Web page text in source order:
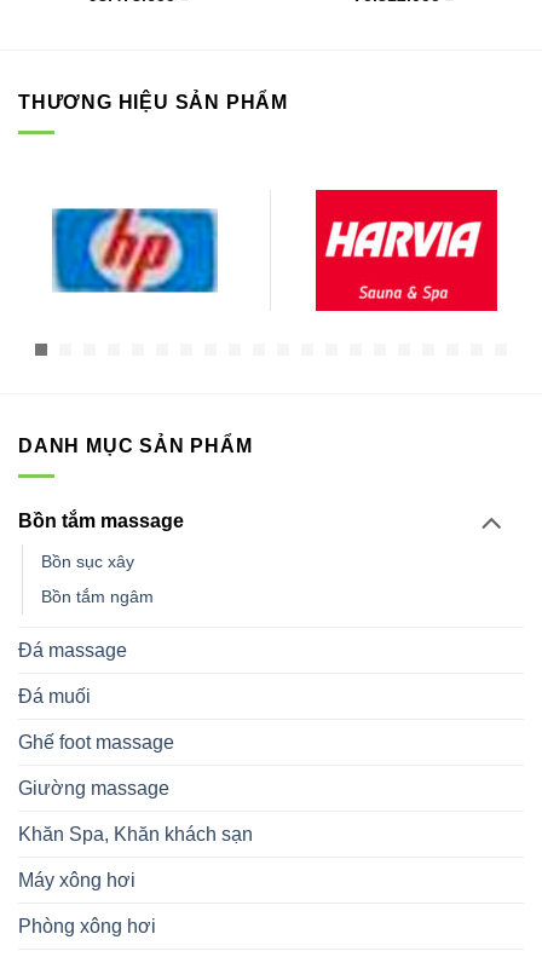
THƯƠNG HIỆU SẢN PHẨM
DANH MỤC SẢN PHẨM
Bồn tắm massage
Bồn sục xây
Bồn tắm ngâm
Đá massage
Đá muối
Ghế foot massage
Giường massage
Khăn Spa, Khăn khách sạn
Máy xông hơi
Phòng xông hơi